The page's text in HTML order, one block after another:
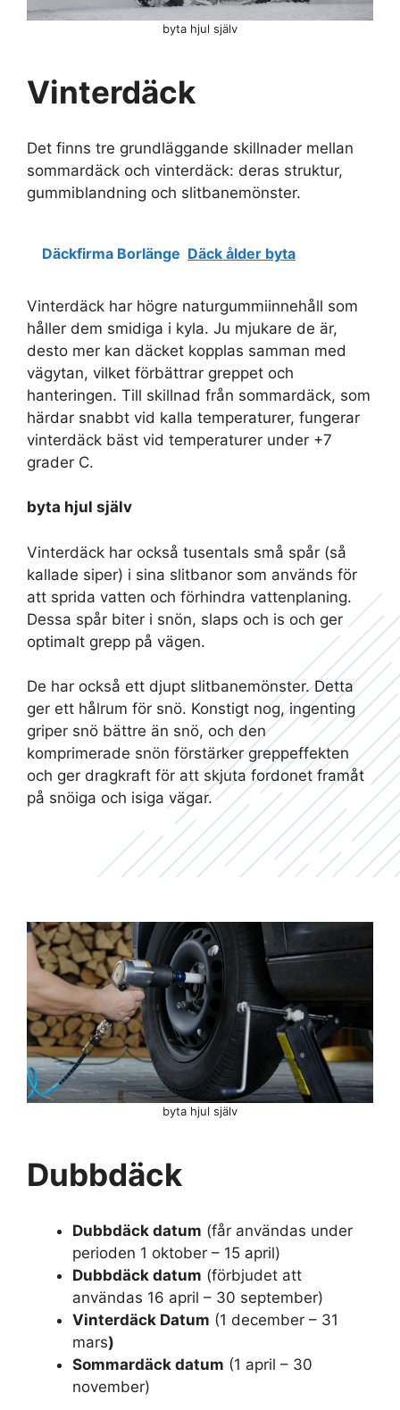
Vinterdäck
Det finns tre grundläggande skillnader mellan
sommardäck och vinterdäck: deras struktur,
gummiblandning och slitbanemönster.
Däckfirma Borlänge Däck ålder byta
Vinterdäck har högre naturgummiinnehåll som
håller dem smidiga i kyla. Ju mjukare de är,
desto mer kan däcket kopplas samman med
vägytan, vilket förbättrar greppet och
hanteringen. Till skillnad från sommardäck, som
härdar snabbt vid kalla temperaturer, fungerar
vinterdäck bäst vid temperaturer under +7
grader C.
byta hjul själv
Vinterdäck har också tusentals små spår (så
kallade siper) i sina slitbanor som används för
att sprida vatten och förhindra vattenplaning.
Dessa spår biter i snön, slaps och is och ger
optimalt grepp på vägen.
De har också ett djupt slitbanemönster. Detta
ger ett hålrum för snö. Konstigt nog, ingenting
griper snö bättre än snö, och den
komprimerade snön förstärker greppeffekten
och ger dragkraft för att skjuta fordonet framåt
på snöiga och isiga vägar.
byta hjul själv
byta hjul själv
Dubbdäck
Dubbdäck datum (får användas under
perioden 1 oktober – 15 april)
Dubbdäck datum (förbjudet att
användas 16 april – 30 september)
Vinterdäck Datum (1 december – 31
mars)
Sommardäck datum (1 april – 30
november)